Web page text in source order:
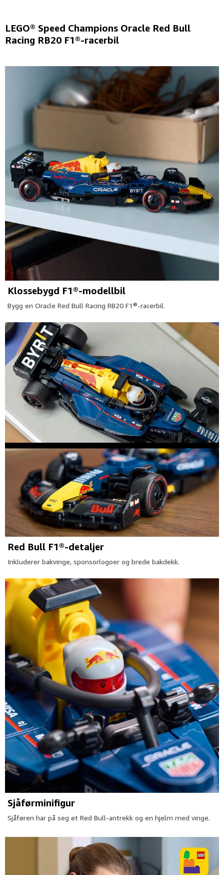
LEGO® Speed Champions Oracle Red Bull
Racing RB20 F1®-racerbil
Klossebygd F1®-modellbil
Bygg en Oracle Red Bull Racing RB20 F1®-racerbil.
Red Bull F1®-detaljer
Inkluderer bakvinge, sponsorlogoer og brede bakdekk.
Sjåførminifigur
Sjåføren har på seg et Red Bull-antrekk og en hjelm med vinge.